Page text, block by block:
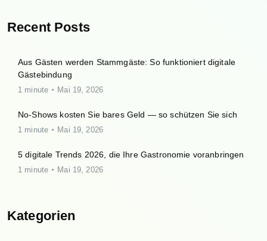
Recent Posts
Aus Gästen werden Stammgäste: So funktioniert digitale
Gästebindung
1 minute Mai 19, 2026
No-Shows kosten Sie bares Geld — so schützen Sie sich
1 minute Mai 19, 2026
5 digitale Trends 2026, die Ihre Gastronomie voranbringen
1 minute Mai 19, 2026
Kategorien